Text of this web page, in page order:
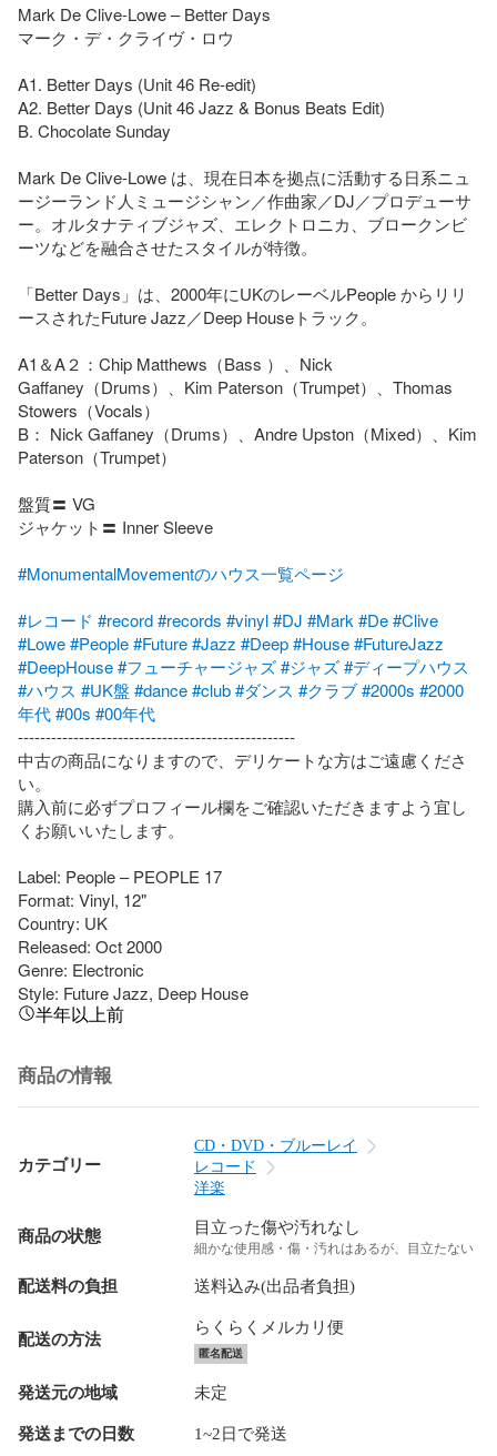
Mark De Clive-Lowe – Better Days
マーク・デ・クライヴ・ロウ
A1. Better Days (Unit 46 Re-edit)
A2. Better Days (Unit 46 Jazz & Bonus Beats Edit)
B. Chocolate Sunday
Mark De Clive-Lowe は、現在日本を拠点に活動する日系ニュ
ージーランド人ミュージシャン／作曲家／DJ／プロデューサ
ー。オルタナティブジャズ、エレクトロニカ、ブロークンビ
ーツなどを融合させたスタイルが特徴。
「Better Days」は、2000年にUKのレーベルPeople からリリ
ースされたFuture Jazz／Deep Houseトラック。
A1＆A２：Chip Matthews（Bass ）、Nick
Gaffaney（Drums）、Kim Paterson（Trumpet）、Thomas
Stowers（Vocals）
B： Nick Gaffaney（Drums）、Andre Upston（Mixed）、Kim
Paterson（Trumpet）
盤質〓 VG
ジャケット〓 Inner Sleeve
#MonumentalMovementのハウス一覧ページ
#レコード #record#records #vinyl#DJ #Mark #De#Clive
#Lowe#People#Future#Jazz #Deep#House#FutureJazz
#DeepHouse#フューチャージャズ#ジャズ#ディープハウス
#ハウス #UK盤 #dance#club#ダンス #クラブ#2000s #2000
年代#00s #00年代
--------------------------------------------------
中古の商品になりますので、デリケートな方はご遠慮くださ
い。
購入前に必ずプロフィール欄をご確認いただきますよう宜し
くお願いいたします。
Label: People – PEOPLE 17
Format: Vinyl, 12"
Country: UK
Released: Oct 2000
Genre: Electronic
Style: Future Jazz, Deep House
半年以上前
商品の情報
カテゴリー
CD・DVD・ブルーレイ
レコード
洋楽
商品の状態 目立った傷や汚れなし
細かな使用感・傷・汚れはあるが、目立たない
配送料の負担 送料込み(出品者負担)
配送の方法
らくらくメルカリ便
匿名配送
発送元の地域 未定
発送までの日数 1~2日で発送